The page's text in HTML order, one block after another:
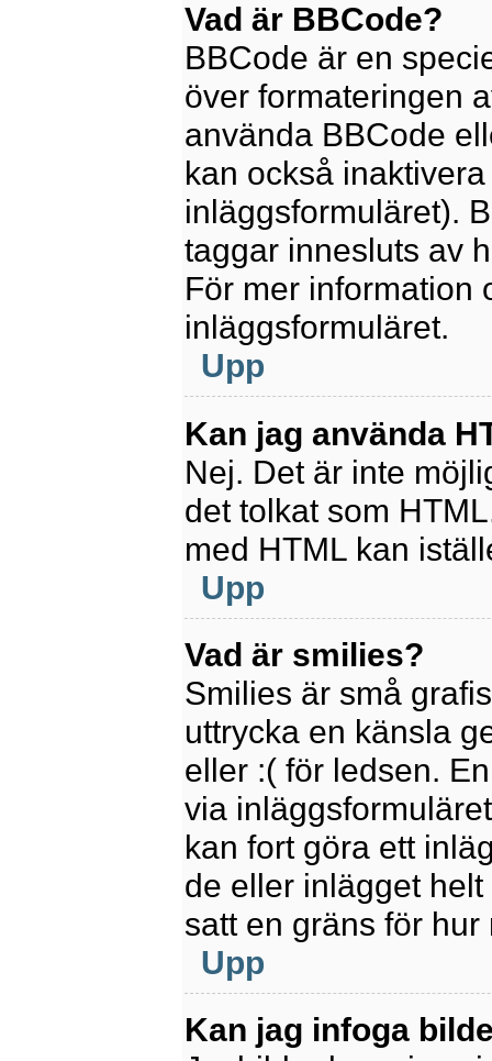
Vad är BBCode?
BBCode är en
över formateringen
använda BBCode
kan också
inläggsformuläret).
taggar innesluts av
För mer information
inläggsformuläret.
Upp
Kan jag använda
Nej. Det är inte
det tolkat som
med HTML kan
Upp
Vad är smilies?
Smilies är små
uttrycka en känsla
eller :( för ledsen.
via
kan fort göra ett
de eller inlägget
satt en gräns för
Upp
Kan jag infoga